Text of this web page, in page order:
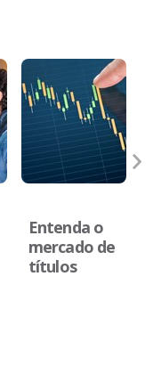
Taxa de
Administração
x Taxa de